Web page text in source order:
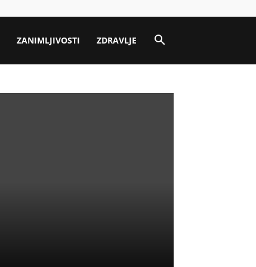
ZANIMLJIVOSTI ZDRAVLJE